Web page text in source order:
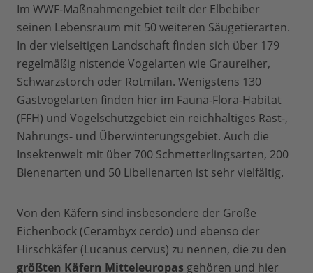
Im WWF-Maßnahmengebiet teilt der Elbebiber
seinen Lebensraum mit 50 weiteren Säugetierarten.
In der vielseitigen Landschaft finden sich über 179
regelmäßig nistende Vogelarten wie Graureiher,
Schwarzstorch oder Rotmilan. Wenigstens 130
Gastvogelarten finden hier im Fauna-Flora-Habitat
(FFH) und Vogelschutzgebiet ein reichhaltiges Rast-,
Nahrungs- und Überwinterungsgebiet. Auch die
Insektenwelt mit über 700 Schmetterlingsarten, 200
Bienenarten und 50 Libellenarten ist sehr vielfältig.
Von den Käfern sind insbesondere der Große
Eichenbock (Cerambyx cerdo) und ebenso der
Hirschkäfer (Lucanus cervus) zu nennen, die zu den
größten Käfern Mitteleuropas gehören und hier